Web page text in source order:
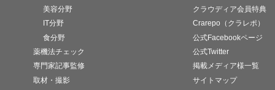
美容分野
IT分野
食分野
薬機法チェック
専門家記事監修
取材・撮影
クラウディア会員特典
Crarepo（クラレポ）
公式Facebookページ
公式Twitter
掲載メディア様一覧
サイトマップ